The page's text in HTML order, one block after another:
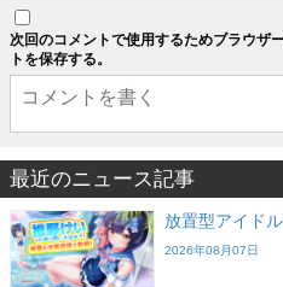
次回のコメントで使用するためブラウザ
トを保存する。
最近のニュース記事
放置型アイド
2026年08月07日